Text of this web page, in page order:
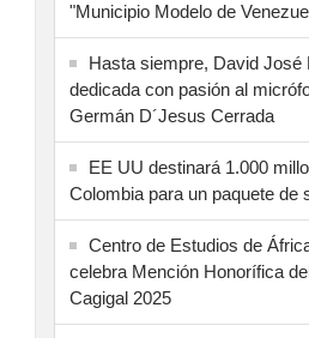
"Municipio Modelo de
Hasta siempre, David José
dedicada con pasión al
Germán D´Jesus Cerrada
EE UU destinará 1.000
Colombia para un paquete de
Centro de Estudios de
celebra Mención Honorífica
Cagigal 2025